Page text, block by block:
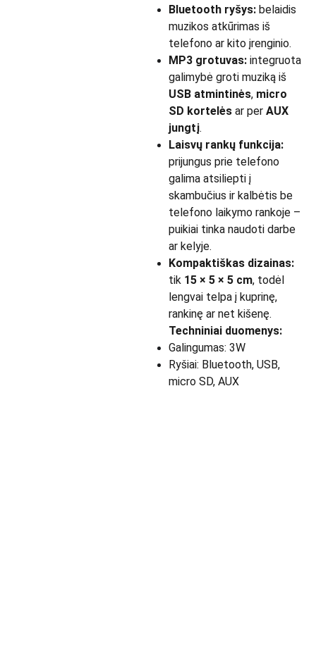
Bluetooth ryšys: belaidis
muzikos atkūrimas iš
telefono ar kito įrenginio.
MP3 grotuvas: integruota
galimybė groti muziką iš
USB atmintinės, micro
SD kortelės ar per AUX
jungtį.
Laisvų rankų funkcija:
prijungus prie telefono
galima atsiliepti į
skambučius ir kalbėtis be
telefono laikymo rankoje –
puikiai tinka naudoti darbe
ar kelyje.
Kompaktiškas dizainas:
tik 15 × 5 × 5 cm, todėl
lengvai telpa į kuprinę,
rankinę ar net kišenę.
Techniniai duomenys:
Galingumas: 3W
Ryšiai: Bluetooth, USB,
micro SD, AUX